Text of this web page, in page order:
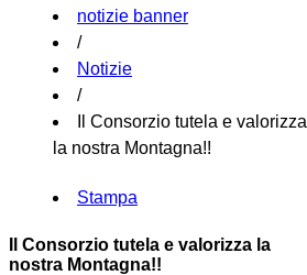
notizie banner
/
Notizie
/
Il Consorzio tutela e valorizza
la nostra Montagna!!
Stampa
Il Consorzio tutela e valorizza la
nostra Montagna!!